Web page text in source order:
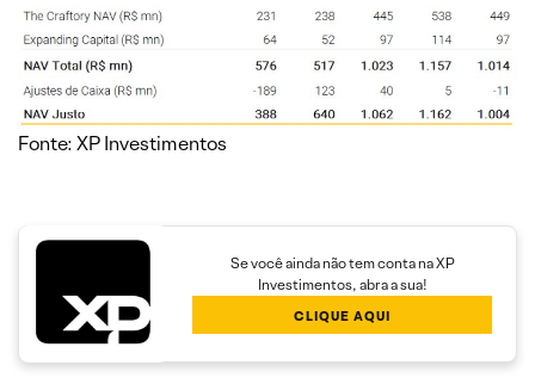
Fonte: XP Investimentos
Se você ainda não tem conta na XP
Investimentos, abra a sua!
CLIQUE AQUI